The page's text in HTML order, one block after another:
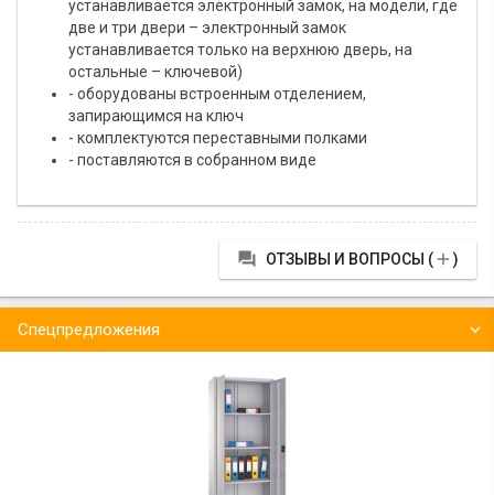
устанавливается электронный замок, на модели, где
две и три двери – электронный замок
устанавливается только на верхнюю дверь, на
остальные – ключевой)
- оборудованы встроенным отделением,
запирающимся на ключ
- комплектуются переставными полками
- поставляются в собранном виде
 ОТЗЫВЫ И ВОПРОСЫ ()
Спецпредложения